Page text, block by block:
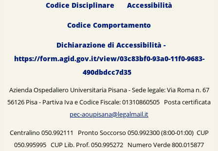
Codice Disciplinare Accessibilità
Codice Comportamento
Dichiarazione di Accessibilità -
https://form.agid.gov.it/view/03c83bf0-93a0-11f0-9683-
490dbdcc7d35
Azienda Ospedaliero Universitaria Pisana - Sede legale: Via Roma n. 67
56126 Pisa - Partiva Iva e Codice Fiscale: 01310860505 Posta certificata
pec-aoupisana@legalmail.it
Centralino 050.992111 Pronto Soccorso 050.992300 (8:00-01:00) CUP
050.995995 CUP Lib. Prof. 050.995272 Numero Verde 800.015877